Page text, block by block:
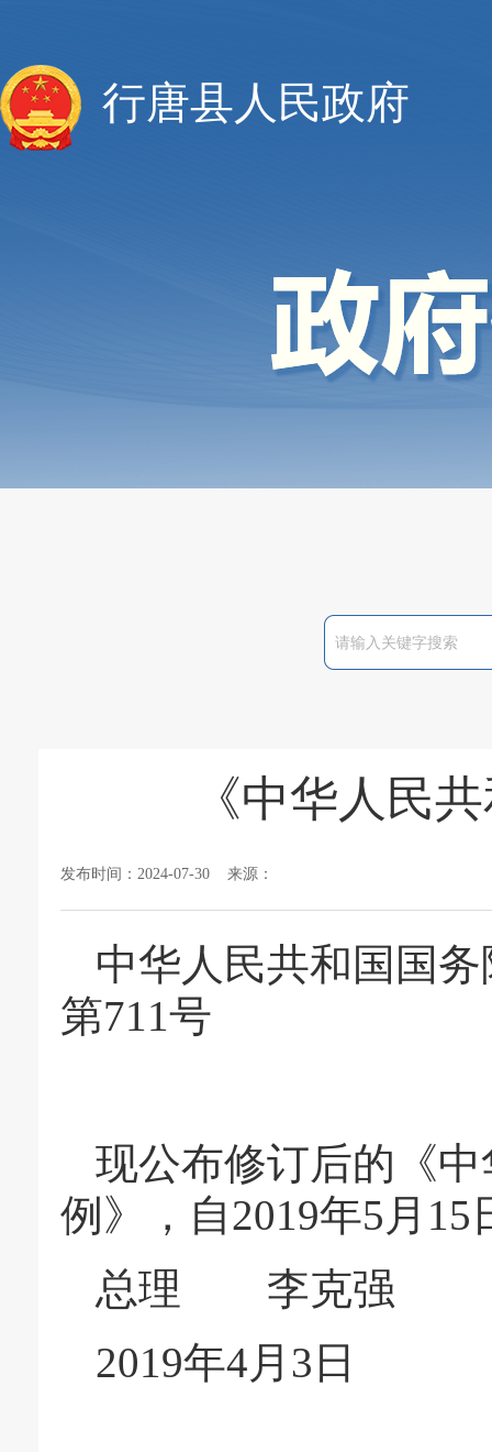
行唐县人民政府
《中华人民
发布时间：2024-07-30 来源：
中华人民共和国国务
第711号
现公布修订后的《
例》，自2019年5月15
总理 李克
2019年4月3日